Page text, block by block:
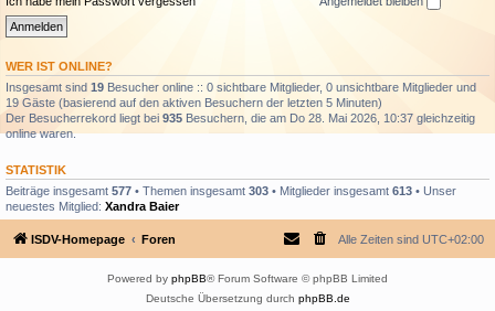
WER IST ONLINE?
Insgesamt sind 19 Besucher online :: 0 sichtbare Mitglieder, 0 unsichtbare Mitglieder und
19 Gäste (basierend auf den aktiven Besuchern der letzten 5 Minuten)
Der Besucherrekord liegt bei 935 Besuchern, die am Do 28. Mai 2026, 10:37 gleichzeitig
online waren.
STATISTIK
Beiträge insgesamt 577 • Themen insgesamt 303 • Mitglieder insgesamt 613 • Unser
neuestes Mitglied: Xandra Baier
ISDV-Homepage Foren Alle Zeiten sind UTC+02:00
Powered by phpBB® Forum Software © phpBB Limited
Deutsche Übersetzung durch phpBB.de